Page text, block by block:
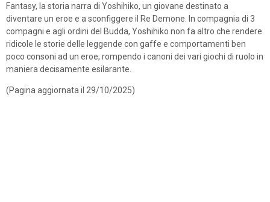
Fantasy, la storia narra di Yoshihiko, un giovane destinato a
diventare un eroe e a sconfiggere il Re Demone. In compagnia di 3
compagni e agli ordini del Budda, Yoshihiko non fa altro che rendere
ridicole le storie delle leggende con gaffe e comportamenti ben
poco consoni ad un eroe, rompendo i canoni dei vari giochi di ruolo in
maniera decisamente esilarante.
(Pagina aggiornata il 29/10/2025)